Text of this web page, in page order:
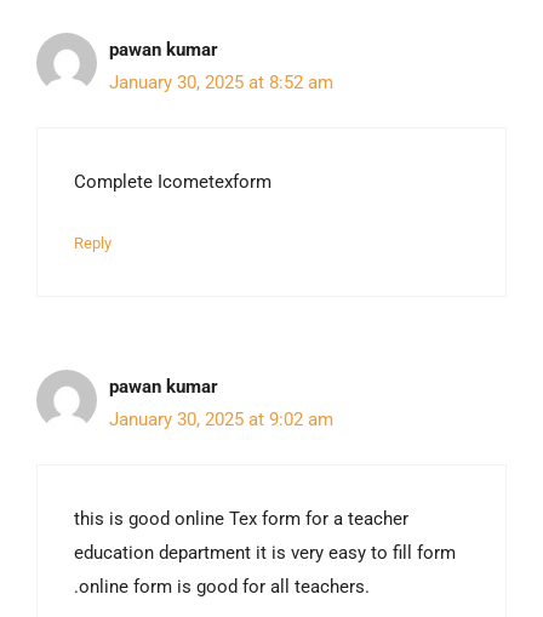
pawan kumar
January 30, 2025 at 8:52 am
Complete Icometexform
Reply
pawan kumar
January 30, 2025 at 9:02 am
this is good online Tex form for a teacher
education department it is very easy to fill form
.online form is good for all teachers.